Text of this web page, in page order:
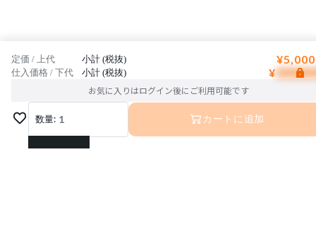
定価 / 上代 小計 (税抜)
仕入価格 / 下代 小計 (税抜) ¥
お気に入りはログイン後にご利用可能です
数量: 1
1
カートに追加